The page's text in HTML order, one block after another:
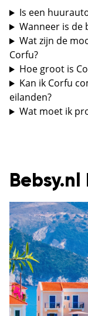
Is een
Wanneer is de
Wat zijn de
Corfu?
Hoe groot is
Kan ik Corfu
eilanden?
Wat moet ik